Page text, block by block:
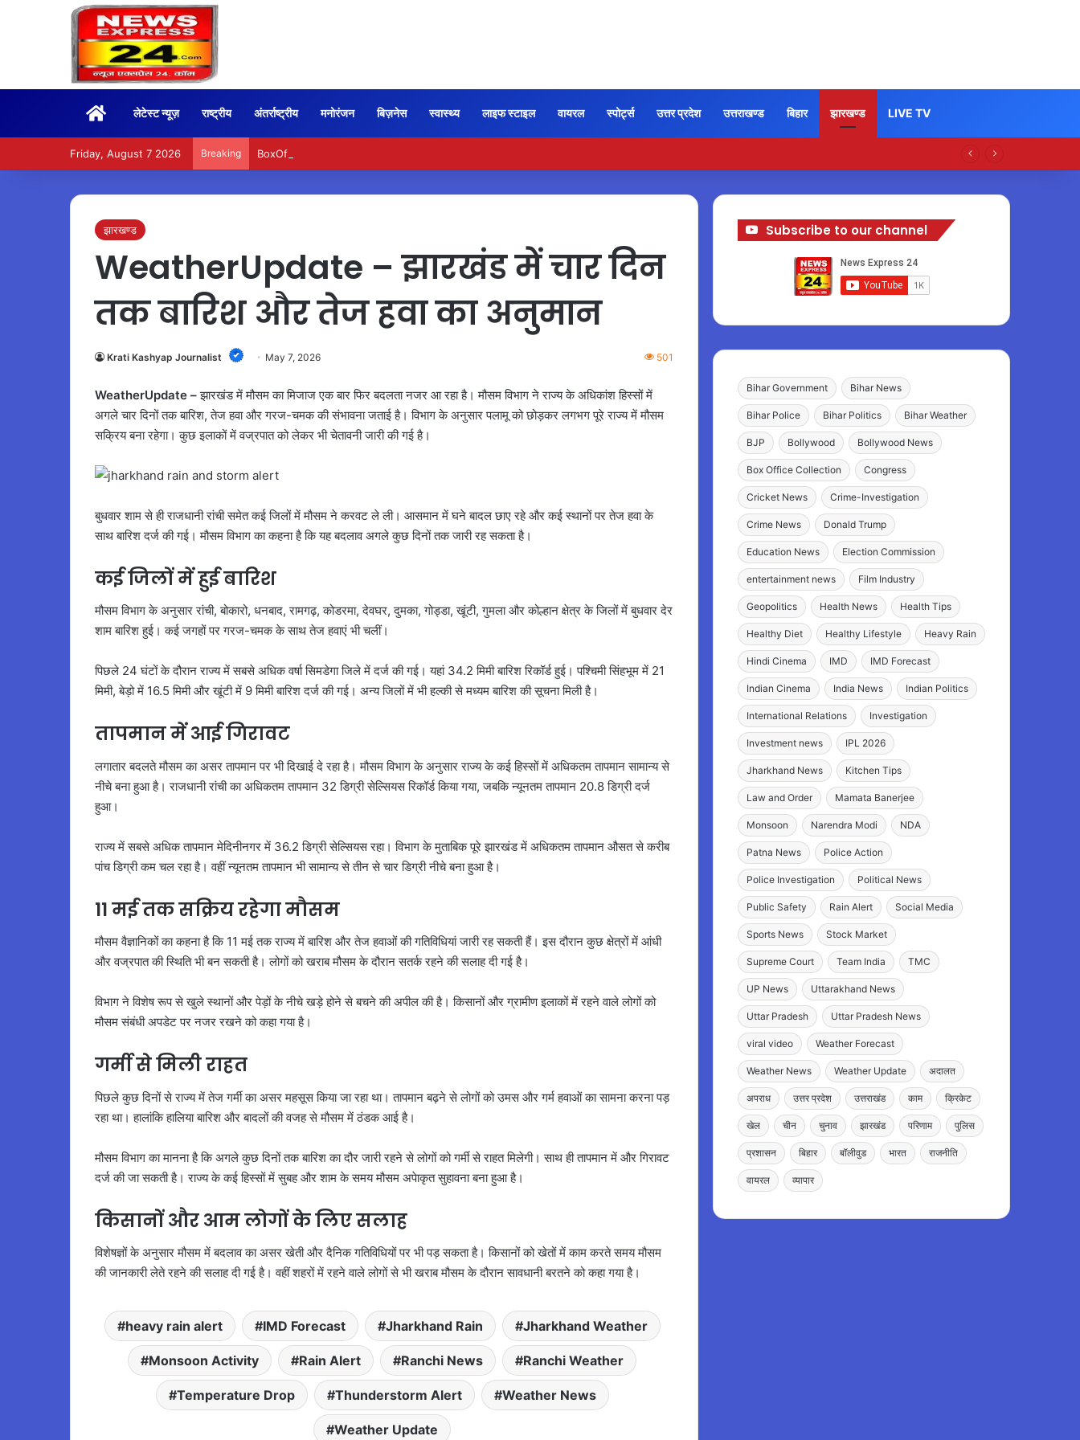
Homeलेटेस्ट न्यूज़ राष्ट्रीय अंतर्राष्ट्रीय मनोरंजन बिज़नेस स्वास्थ्य लाइफ स्टाइल वायरल स्पोर्ट्स उत्तर प्रदेश उत्तराखण्ड बिहार झारखण्ड LIVE TV
Friday, August 7 2026 Breaking BoxOffice – 15वें दिन भी कायम रही ‘जन नायकन’ की रफ्तार, 185 करोड़ के पार पहुंची कमाई…
झारखण्ड
WeatherUpdate – झारखंड में चार दिन
तक बारिश और तेज हवा का अनुमान
Krati Kashyap Journalist May 7, 2026 501
WeatherUpdate –झारखंड में मौसम का मिजाज एक बार फिर बदलता नजर आ रहा है। मौसम विभाग ने राज्य के अधिकांश हिस्सों में
अगले चार दिनों तक बारिश, तेज हवा और गरज-चमक की संभावना जताई है। विभाग के अनुसार पलामू को छोड़कर लगभग पूरे राज्य में मौसम
सक्रिय बना रहेगा। कुछ इलाकों में वज्रपात को लेकर भी चेतावनी जारी की गई है।
बुधवार शाम से ही राजधानी रांची समेत कई जिलों में मौसम ने करवट ले ली। आसमान में घने बादल छाए रहे और कई स्थानों पर तेज हवा के
साथ बारिश दर्ज की गई। मौसम विभाग का कहना है कि यह बदलाव अगले कुछ दिनों तक जारी रह सकता है।
कई जिलों में हुई बारिश
मौसम विभाग के अनुसार रांची, बोकारो, धनबाद, रामगढ़, कोडरमा, देवघर, दुमका, गोड्डा, खूंटी, गुमला और कोल्हान क्षेत्र के जिलों में बुधवार देर
शाम बारिश हुई। कई जगहों पर गरज-चमक के साथ तेज हवाएं भी चलीं।
पिछले 24 घंटों के दौरान राज्य में सबसे अधिक वर्षा सिमडेगा जिले में दर्ज की गई। यहां 34.2 मिमी बारिश रिकॉर्ड हुई। पश्चिमी सिंहभूम में 21
मिमी, बेड़ो में 16.5 मिमी और खूंटी में 9 मिमी बारिश दर्ज की गई। अन्य जिलों में भी हल्की से मध्यम बारिश की सूचना मिली है।
तापमान में आई गिरावट
लगातार बदलते मौसम का असर तापमान पर भी दिखाई दे रहा है। मौसम विभाग के अनुसार राज्य के कई हिस्सों में अधिकतम तापमान सामान्य से
नीचे बना हुआ है। राजधानी रांची का अधिकतम तापमान 32 डिग्री सेल्सियस रिकॉर्ड किया गया, जबकि न्यूनतम तापमान 20.8 डिग्री दर्ज
हुआ।
राज्य में सबसे अधिक तापमान मेदिनीनगर में 36.2 डिग्री सेल्सियस रहा। विभाग के मुताबिक पूरे झारखंड में अधिकतम तापमान औसत से करीब
पांच डिग्री कम चल रहा है। वहीं न्यूनतम तापमान भी सामान्य से तीन से चार डिग्री नीचे बना हुआ है।
11 मई तक सक्रिय रहेगा मौसम
मौसम वैज्ञानिकों का कहना है कि 11 मई तक राज्य में बारिश और तेज हवाओं की गतिविधियां जारी रह सकती हैं। इस दौरान कुछ क्षेत्रों में आंधी
और वज्रपात की स्थिति भी बन सकती है। लोगों को खराब मौसम के दौरान सतर्क रहने की सलाह दी गई है।
विभाग ने विशेष रूप से खुले स्थानों और पेड़ों के नीचे खड़े होने से बचने की अपील की है। किसानों और ग्रामीण इलाकों में रहने वाले लोगों को
मौसम संबंधी अपडेट पर नजर रखने को कहा गया है।
गर्मी से मिली राहत
पिछले कुछ दिनों से राज्य में तेज गर्मी का असर महसूस किया जा रहा था। तापमान बढ़ने से लोगों को उमस और गर्म हवाओं का सामना करना पड़
रहा था। हालांकि हालिया बारिश और बादलों की वजह से मौसम में ठंडक आई है।
मौसम विभाग का मानना है कि अगले कुछ दिनों तक बारिश का दौर जारी रहने से लोगों को गर्मी से राहत मिलेगी। साथ ही तापमान में और गिरावट
दर्ज की जा सकती है। राज्य के कई हिस्सों में सुबह और शाम के समय मौसम अपेाकृत सुहावना बना हुआ है।
किसानों और आम लोगों के लिए सलाह
विशेषज्ञों के अनुसार मौसम में बदलाव का असर खेती और दैनिक गतिविधियों पर भी पड़ सकता है। किसानों को खेतों में काम करते समय मौसम
की जानकारी लेते रहने की सलाह दी गई है। वहीं शहरों में रहने वाले लोगों से भी खराब मौसम के दौरान सावधानी बरतने को कहा गया है।
heavy rain alert IMD Forecast Jharkhand Rain Jharkhand Weather
Monsoon Activity Rain Alert Ranchi News Ranchi Weather
Temperature Drop Thunderstorm Alert Weather News
Weather Update
Subscribe to our channel
Bihar Government Bihar News
Bihar Police Bihar Politics Bihar Weather
BJP Bollywood Bollywood News
Box Office Collection Congress
Cricket News Crime-Investigation
Crime News Donald Trump
Education News Election Commission
entertainment news Film Industry
Geopolitics Health News Health Tips
Healthy Diet Healthy Lifestyle Heavy Rain
Hindi Cinema IMD IMD Forecast
Indian Cinema India News Indian Politics
International Relations Investigation
Investment news IPL 2026
Jharkhand News Kitchen Tips
Law and Order Mamata Banerjee
Monsoon Narendra Modi NDA
Patna News Police Action
Police Investigation Political News
Public Safety Rain Alert Social Media
Sports News Stock Market
Supreme Court Team India TMC
UP News Uttarakhand News
Uttar Pradesh Uttar Pradesh News
viral video Weather Forecast
Weather News Weather Update अदालत
अपराध उत्तर प्रदेश उत्तराखंड काम क्रिकेट
खेल चीन चुनाव झारखंड परिणाम पुलिस
प्रशासन बिहार बॉलीवुड भारत राजनीति
वायरल व्यापार